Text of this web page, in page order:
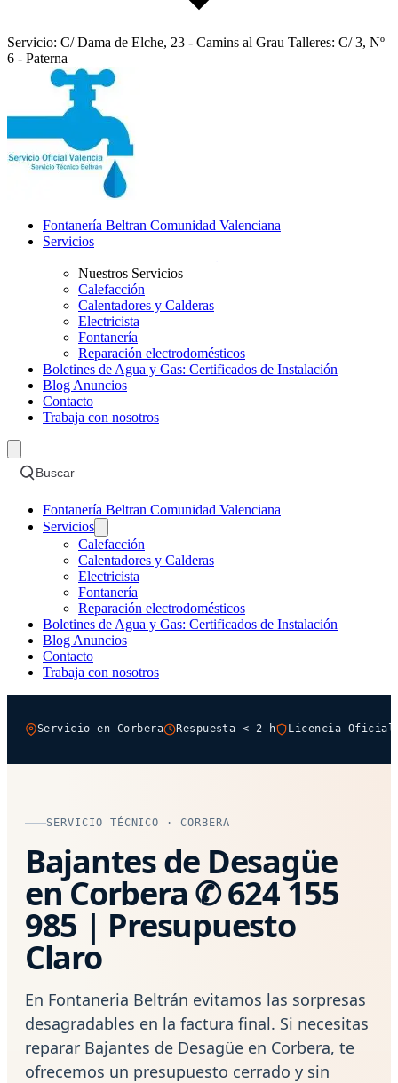
Servicio: C/ Dama de Elche, 23 - Camins al Grau Talleres: C/ 3, Nº
6 - Paterna
Fontanería Beltran Comunidad Valenciana
Servicios
Nuestros Servicios
Calefacción
Calentadores y Calderas
Electricista
Fontanería
Reparación electrodomésticos
Boletines de Agua y Gas: Certificados de Instalación
Blog Anuncios
Contacto
Trabaja con nosotros
Buscar
Fontanería Beltran Comunidad Valenciana
Servicios
Calefacción
Calentadores y Calderas
Electricista
Fontanería
Reparación electrodomésticos
Boletines de Agua y Gas: Certificados de Instalación
Blog Anuncios
Contacto
Trabaja con nosotros
Servicio en Corbera Respuesta < 2 h Licencia Oficial
SERVICIO TÉCNICO · CORBERA
Bajantes de Desagüe
en Corbera ✆ 624 155
985 | Presupuesto
Claro
En Fontaneria Beltrán evitamos las sorpresas
desagradables en la factura final. Si necesitas
reparar Bajantes de Desagüe en Corbera, te
ofrecemos un presupuesto cerrado y sin